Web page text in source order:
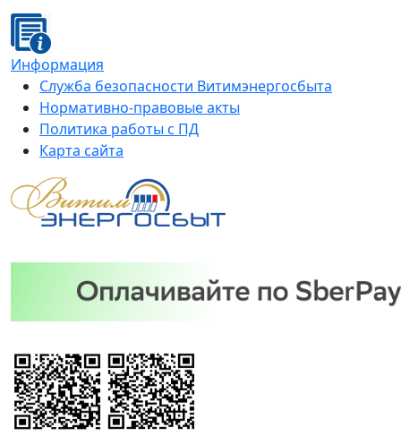
Информация
Служба безопасности Витимэнергосбыта
Нормативно-правовые акты
Политика работы с ПД
Карта сайта